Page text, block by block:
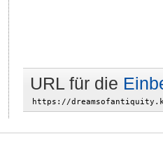
URL für die